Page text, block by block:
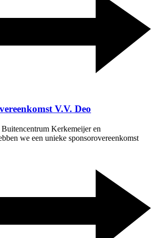
V.V. Deo
Kerkemeijer en
we een unieke sponsorovereenkomst